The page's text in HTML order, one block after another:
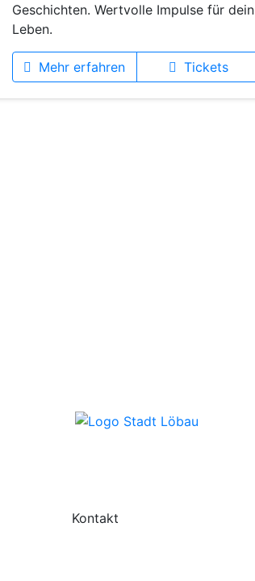
Geschichten. Wertvolle Impulse für dein
Leben.
Mehr erfahren Tickets
Kontakt